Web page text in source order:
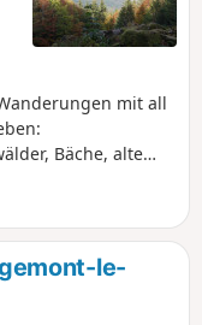
mit all
Bäche, alte
le-